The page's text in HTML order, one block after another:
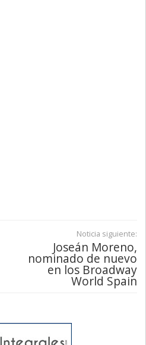
Noticia siguiente:
Joseán Moreno,
nominado de nuevo
en los Broadway
World Spain